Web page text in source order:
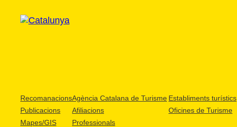
Recomanacions
Publicacions
Mapes/GIS
Agència Catalana de Turisme
Afiliacions
Professionals
Establiments turístics
Oficines de Turisme